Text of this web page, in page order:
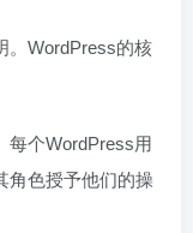
。WordPress的核
每个WordPress用
角色授予他们的操